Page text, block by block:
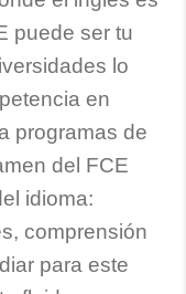
puede ser tu
lo
en
programas de
del FCE
idioma:
comprensión
para este